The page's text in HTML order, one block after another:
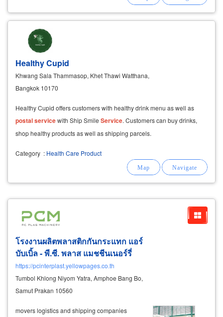
Healthy Cupid
Khwang Sala Thammasop, Khet Thawi Watthana,
Bangkok 10170
Healthy Cupid offers customers with healthy drink menu as well as
postalservicewith Ship Smile Service. Customers can buy drinks,
shop healthy products as well as shipping parcels.
Category : Health Care Product
โรงงานผลิตพลาสติกกันกระแทก แอร์
บับเบิ้ล - พี.ซี. พลาส แมชชีนเนอร์รี่
https://pcinterplast.yellowpages.co.th
Tumbol Khlong Niyom Yatra, Amphoe Bang Bo,
Samut Prakan 10560
movers logistics and shipping companies